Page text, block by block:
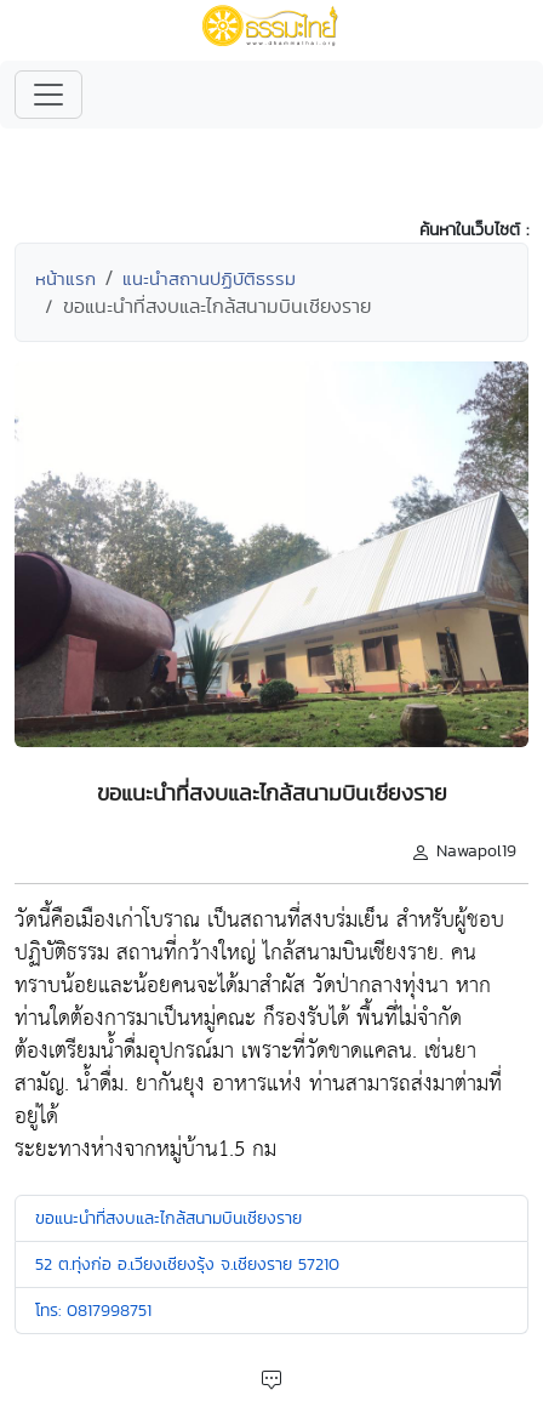
ค้นหาในเว็บไซต์ :
หน้าแรก แนะนำสถานปฏิบัติธรรม
ขอแนะนำที่สงบและไกล้สนามบินเชียงราย
ขอแนะนำที่สงบและไกล้สนามบินเชียงราย
Nawapol19
วัดนี้คือเมืองเก่าโบราณ เป็นสถานที่สงบร่มเย็น สำหรับผู้ชอบ
ปฏิบัติธรรม สถานที่กว้างใหญ่ ไกล้สนามบินเชียงราย. คน
ทราบน้อยและน้อยคนจะได้มาสำผัส วัดป่ากลางทุ่งนา หาก
ท่านใดต้องการมาเป็นหมู่คณะ ก็รองรับได้ พื้นที่ไม่จำกัด
ต้องเตรียมน้ำดื่มอุปกรณ์มา เพราะที่วัดขาดแคลน. เช่นยา
สามัญ. น้ำดื่ม. ยากันยุง อาหารแห่ง ท่านสามารถส่งมาต่ามที่
อยู่ได้
ระยะทางห่างจากหมู่บ้าน1.5 กม
ขอแนะนำที่สงบและไกล้สนามบินเชียงราย
52 ต.ทุ่งก่อ อ.เวียงเชียงรุ้ง จ.เชียงราย 57210
โทร: 0817998751